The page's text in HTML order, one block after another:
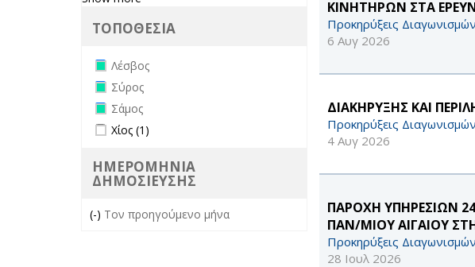
ΚΙΝΗΤΗΡΩΝ ΣΤΑ
Προκηρύξεις Διαγωνισμών
6 Αυγ 2026
ΔΙΑΚΗΡΥΞΗΣ ΚΑΙ
Προκηρύξεις Διαγωνισμών
4 Αυγ 2026
ΠΑΡΟΧΗ ΥΠΗΡΕΣΙΩΝ
ΠΑΝ/ΜΙΟΥ ΑΙΓΑΙΟΥ
Προκηρύξεις Διαγωνισμών
28 Ιουλ 2026
ΤΟΠΟΘΕΣΙΑ
Remove Λέσβος filter
Λέσβος
Remove Σύρος filter
Σύρος
Remove Σάμος filter
Σάμος
Apply Χίος filter
Χίος (1)
ΗΜΕΡΟΜΗΝΙΑ
ΔΗΜΟΣΙΕΥΣΗΣ
(-) Remove Τον προηγούμενο μήνα filter
Τον προηγούμενο μήνα